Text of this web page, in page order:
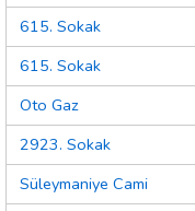
615. Sokak
615. Sokak
Oto Gaz
2923. Sokak
Süleymaniye Cami